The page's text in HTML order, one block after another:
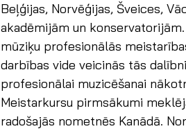
Beļģijas, Norvēģijas, Šveices,
akadēmijām un konservatorijām.
mūziķu profesionālās
darbības vide veicinās tās
profesionālai muzicēšanai
Meistarkursu pirmsākumi
radošajās nometnēs Kanādā.